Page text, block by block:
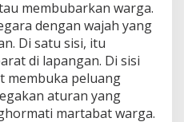
membubarkan warga.
dengan wajah yang
Di satu sisi, itu
di lapangan. Di sisi
membuka peluang
aturan yang
martabat warga.